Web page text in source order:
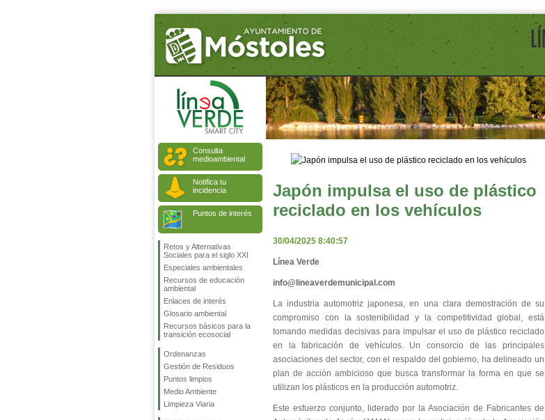
Consulta
medioambiental
Notifica tu
incidencia
Puntos de interés
Retos y Alternativas
Sociales para el siglo XXI
Especiales ambientales
Recursos de educación
ambiental
Enlaces de interés
Glosario ambiental
Recursos básicos para la
transición ecosocial
Ordenanzas
Gestión de Residuos
Puntos limpios
Medio Ambiente
Limpieza Viaria
Japón impulsa el uso de plástico
reciclado en los vehículos
30/04/2025 8:40:57
Línea Verde
info@lineaverdemunicipal.com
La industria automotriz japonesa, en una clara demostración de su
compromiso con la sostenibilidad y la competitividad global, está
tomando medidas decisivas para impulsar el uso de plástico reciclado
en la fabricación de vehículos. Un consorcio de las principales
asociaciones del sector, con el respaldo del gobierno, ha delineado un
plan de acción ambicioso que busca transformar la forma en que se
utilizan los plásticos en la producción automotriz.
Este esfuerzo conjunto, liderado por la Asociación de Fabricantes de